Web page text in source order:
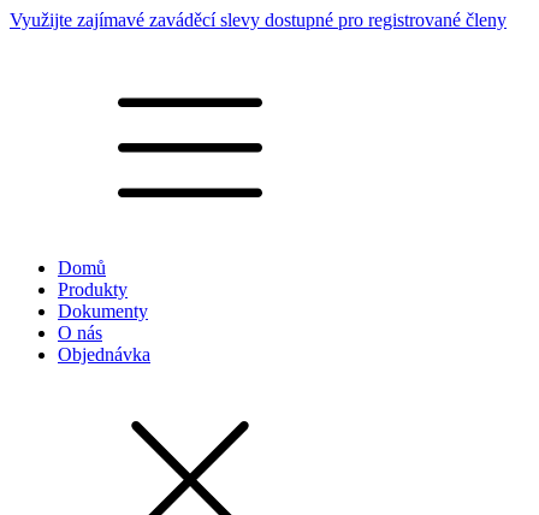
Využijte zajímavé zaváděcí slevy dostupné pro registrované členy
Domů
Produkty
Dokumenty
O nás
Objednávka